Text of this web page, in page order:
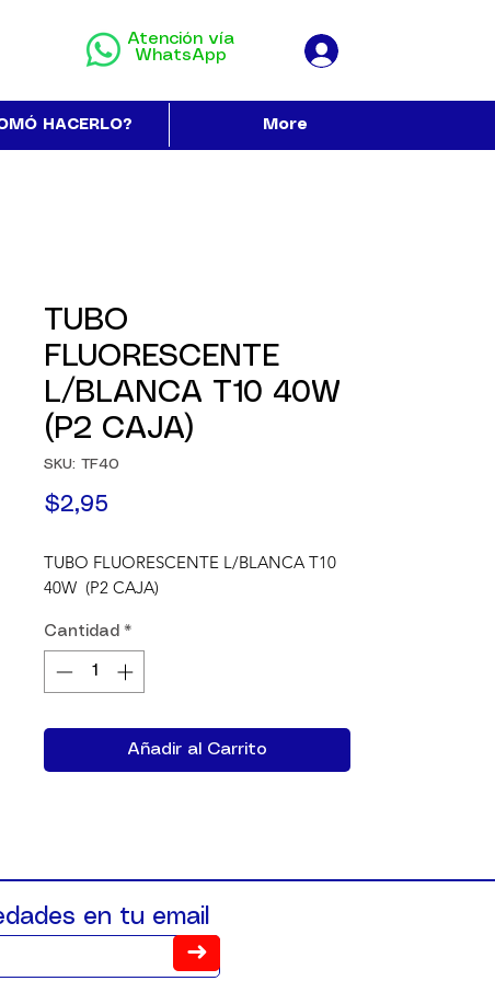
Atención vía
WhatsApp
HACERLO? More
TUBO
FLUORESCENTE
L/BLANCA T10 40W
(P2 CAJA)
SKU: TF40
$2,95
TUBO FLUORESCENTE L/BLANCA T10
40W  (P2 CAJA)
Cantidad *
Añadir al Carrito
en tu email
➜